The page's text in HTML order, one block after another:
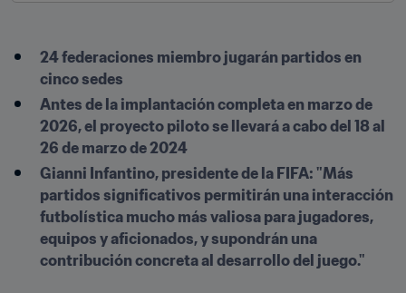
24 federaciones miembro jugarán partidos en
cinco sedes
Antes de la implantación completa en marzo de
2026, el proyecto piloto se llevará a cabo del 18 al
26 de marzo de 2024
Gianni Infantino, presidente de la FIFA: "Más
partidos significativos permitirán una interacción
futbolística mucho más valiosa para jugadores,
equipos y aficionados, y supondrán una
contribución concreta al desarrollo del juego."